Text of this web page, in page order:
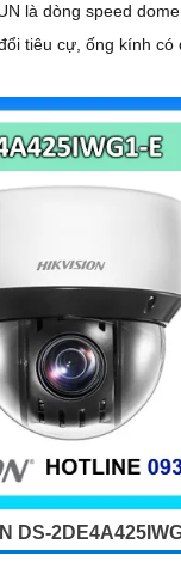
là dòng speed
tiêu cự, ống kính có
DS-